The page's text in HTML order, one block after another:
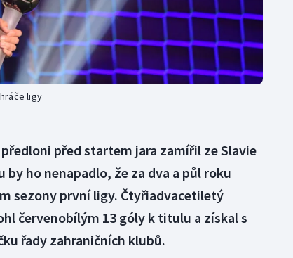
ligy
před startem jara zamířil ze Slavie
by ho nenapadlo, že za dva a půl roku
sezony první ligy. Čtyřiadvacetiletý
červenobílým 13 góly k titulu a získal s
řady zahraničních klubů.